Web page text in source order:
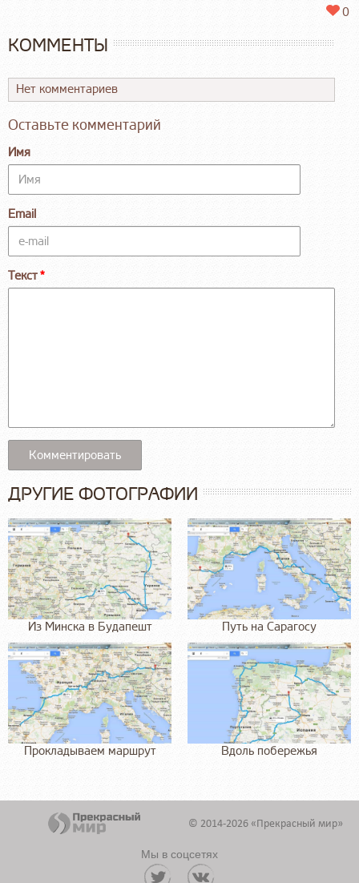
0
КОММЕНТЫ
Нет комментариев
Оставьте комментарий
Имя
Email
Текст
ДРУГИЕ ФОТОГРАФИИ
Из Минска в Будапешт Путь на Сарагосу
Прокладываем маршрут Вдоль побережья
© 2014-2026 «Прекрасный мир»
Мы в соцсетях